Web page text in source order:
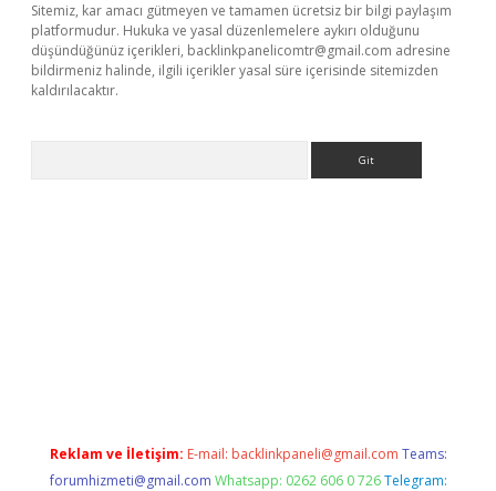
Sitemiz, kar amacı gütmeyen ve tamamen ücretsiz bir bilgi paylaşım
platformudur. Hukuka ve yasal düzenlemelere aykırı olduğunu
düşündüğünüz içerikleri, backlinkpanelicomtr@gmail.com adresine
bildirmeniz halinde, ilgili içerikler yasal süre içerisinde sitemizden
kaldırılacaktır.
Reklam ve İletişim: E-mail: backlinkpaneli@gmail.com Teams:
forumhizmeti@gmail.com Whatsapp: 0262 606 0 726 Telegram: